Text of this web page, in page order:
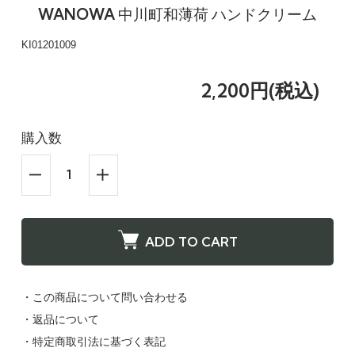
WANOWA 中川町和薄荷 ハンドクリーム
KI01201009
2,200円(税込)
購入数
ADD TO CART
・この商品について問い合わせる
・返品について
・特定商取引法に基づく表記